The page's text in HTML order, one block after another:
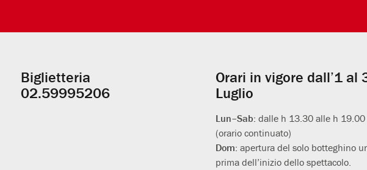
Informazioni
utili
Biglietteria
02.59995206
Orari in vigore dall’1 al
Luglio
Lun–Sab: dalle h 13.30 alle h 19.00
(orario continuato)
Dom: apertura del solo botteghino
prima dell’inizio dello spettacolo.